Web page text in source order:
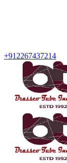
+912267437214